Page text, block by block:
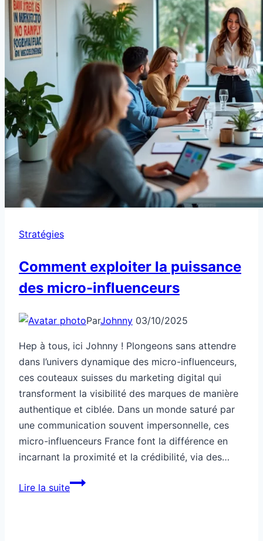
se
placer
Stratégies
Comment exploiter la puissance
des micro-influenceurs
ParJohnny 03/10/2025
Hep à tous, ici Johnny ! Plongeons sans attendre
dans l’univers dynamique des micro-influenceurs,
ces couteaux suisses du marketing digital qui
transforment la visibilité des marques de manière
authentique et ciblée. Dans un monde saturé par
une communication souvent impersonnelle, ces
micro-influenceurs France font la différence en
incarnant la proximité et la crédibilité, via des…
Lire la suiteComment